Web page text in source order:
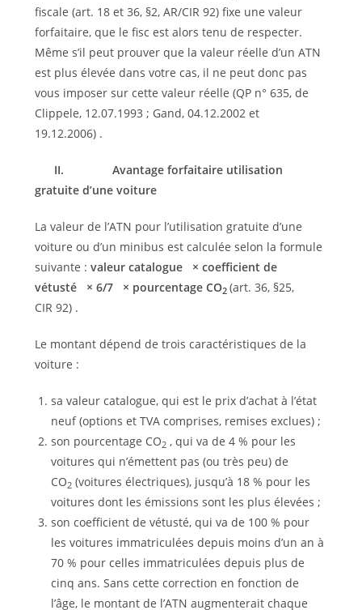
fiscale (art. 18 et 36, §2, AR/CIR 92) fixe une valeur
forfaitaire, que le fisc est alors tenu de respecter.
Même s’il peut prouver que la valeur réelle d’un ATN
est plus élevée dans votre cas, il ne peut donc pas
vous imposer sur cette valeur réelle (QP n° 635, de
Clippele, 12.07.1993 ; Gand, 04.12.2002 et
19.12.2006) .
II. Avantage forfaitaire utilisation
gratuite d’une voiture
La valeur de l’ATN pour l’utilisation gratuite d’une
voiture ou d’un minibus est calculée selon la formule
suivante : valeur catalogue
× coefficient de
vétusté
× 6/7 × pourcentage CO2 (art. 36, §25,
CIR 92) .
Le montant dépend de trois caractéristiques de la
voiture :
sa valeur catalogue, qui est le prix d’achat à l’état
neuf (options et TVA comprises, remises exclues) ;
son pourcentage CO2, qui va de 4 % pour les
voitures qui n’émettent pas (ou très peu) de
CO2(voitures électriques), jusqu’à 18 % pour les
voitures dont les émissions sont les plus élevées ;
son coefficient de vétusté, qui va de 100 % pour
les voitures immatriculées depuis moins d’un an à
70 % pour celles immatriculées depuis plus de
cinq ans. Sans cette correction en fonction de
l’âge, le montant de l’ATN augmenterait chaque